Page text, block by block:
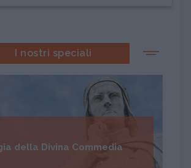
I nostri speciali
della Divina Commedia